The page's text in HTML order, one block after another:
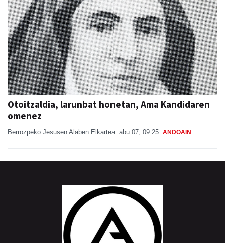
Otoitzaldia, larunbat honetan, Ama Kandidaren
omenez
Berrozpeko Jesusen Alaben Elkartea abu 07, 09:25 ANDOAIN